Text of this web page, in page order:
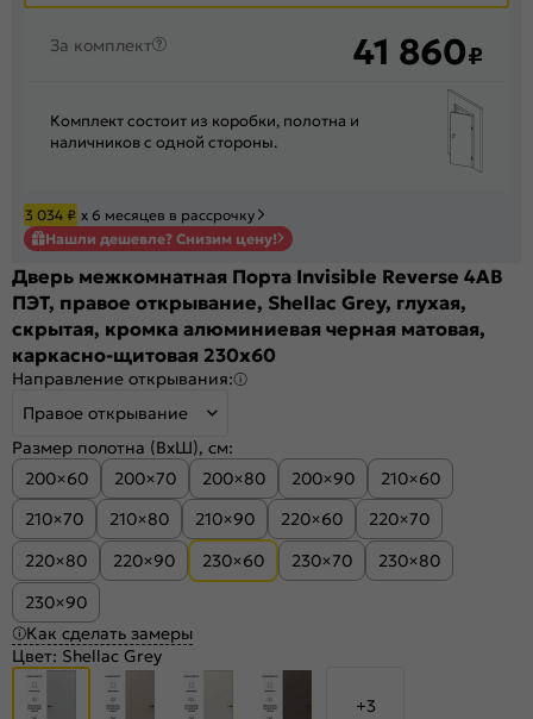
За комплект 41 860₽
Комплект состоит из коробки, полотна и
наличников с одной стороны.
3 034 ₽ х 6 месяцев в рассрочку
Нашли дешевле? Снизим цену!
Дверь межкомнатная Порта Invisible Reverse 4AB
ПЭТ, правое открывание, Shellac Grey, глухая,
скрытая, кромка алюминиевая черная матовая,
каркасно-щитовая 230x60
Направление открывания:
Правое открывание
Размер полотна (ВхШ), см:
200×60
200×70 200×80 200×90
210×60
210×70
210×80 210×90 220×60
220×70
220×80
220×90 230×60 230×70
230×80
230×90
Как сделать замеры
Цвет: Shellac Grey
+3